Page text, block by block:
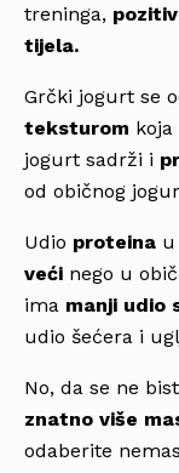
treninga,
tijela.
Grčki jogurt se
teksturom
jogurt sadrži i
od običnog
Udio proteina u
veći nego u
ima manji udio
udio šećera i
No, da se ne
znatno više
odaberite